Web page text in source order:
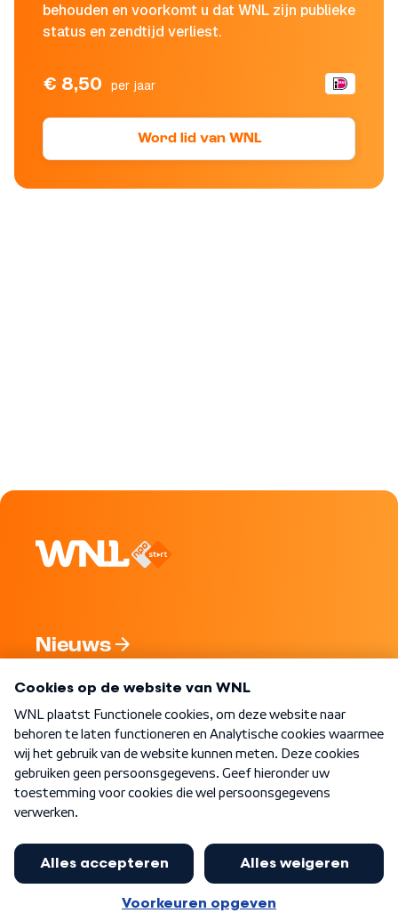
behouden en voorkomt u dat WNL zijn publieke
status en zendtijd verliest.
€ 8,50 per jaar
Word lid van WNL
Nieuws
Nieuwsbrief
Word Lid